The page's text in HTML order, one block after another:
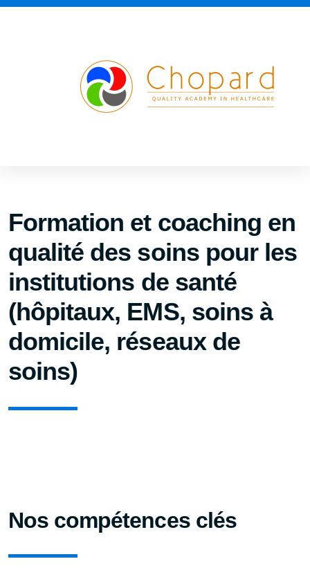
Formation et coaching en
qualité des soins pour les
institutions de santé
(hôpitaux, EMS, soins à
domicile, réseaux de
soins)
Nos compétences clés